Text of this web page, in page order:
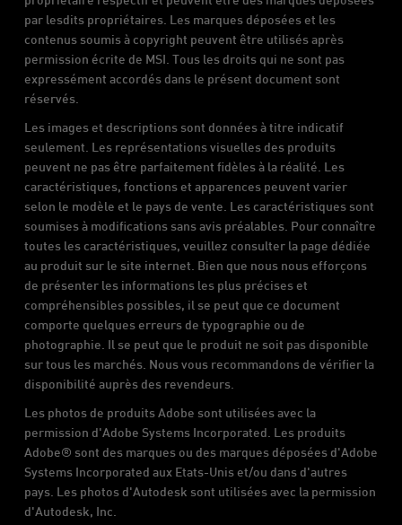
par lesdits propriétaires. Les marques déposées et les
contenus soumis à copyright peuvent être utilisés après
permission écrite de MSI. Tous les droits qui ne sont pas
expressément accordés dans le présent document sont
réservés.
Les images et descriptions sont données à titre indicatif
seulement. Les représentations visuelles des produits
peuvent ne pas être parfaitement fidèles à la réalité. Les
caractéristiques, fonctions et apparences peuvent varier
selon le modèle et le pays de vente. Les caractéristiques sont
soumises à modifications sans avis préalables. Pour connaître
toutes les caractéristiques, veuillez consulter la page dédiée
au produit sur le site internet. Bien que nous nous efforçons
de présenter les informations les plus précises et
compréhensibles possibles, il se peut que ce document
comporte quelques erreurs de typographie ou de
photographie. Il se peut que le produit ne soit pas disponible
sur tous les marchés. Nous vous recommandons de vérifier la
disponibilité auprès des revendeurs.
Les photos de produits Adobe sont utilisées avec la
permission d'Adobe Systems Incorporated. Les produits
Adobe® sont des marques ou des marques déposées d'Adobe
Systems Incorporated aux Etats-Unis et/ou dans d'autres
pays. Les photos d'Autodesk sont utilisées avec la permission
d'Autodesk, Inc.